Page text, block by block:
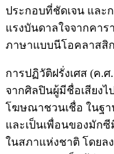
ประกอบที่ชัดเจน และ
แรงบันดาลใจจากคา
ภาษาแบบนีโอคลาสสิ
การปฏิวัติฝรั่งเศส (ค.ศ
จากศิลปินผู้มีชื่อเสียง
โฆษณาชวนเชื่อ ในฐ
และเป็นเพื่อนของมักซี
ในสภาแห่งชาติ โดยล